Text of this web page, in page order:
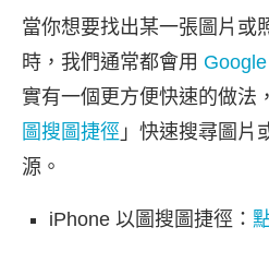
當你想要找出某一張圖片或
時，我們通常都會用
實有一個更方便快速的做法
圖搜圖捷徑 」快速搜尋圖片
源。
iPhone 以圖搜圖捷徑：